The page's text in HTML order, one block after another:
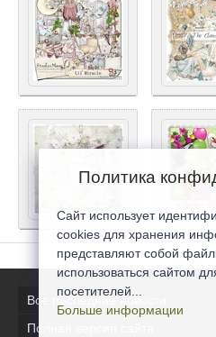
Все последние новости
Полная версия сайта
Политика
Сайт использует
cookies для хранения
представляют собой
использоваться сайтом
посетителей...
Больше информации